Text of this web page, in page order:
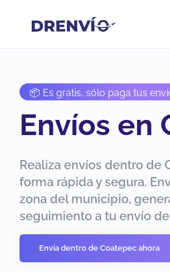
📦 Es gratis, sólo paga tus
Envíos en
Realiza envíos dentro de
forma rápida y segura.
zona del municipio,
seguimiento a tu envío
Envía dentro de Coatepec ahora